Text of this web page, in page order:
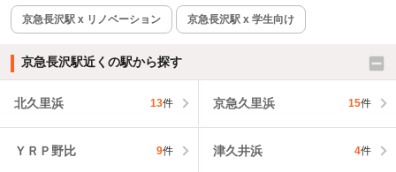
京急長沢駅 x リノベーション 京急長沢駅 x 学生向け
京急長沢駅近くの駅から探す
北久里浜 13件 京急久里浜 15件
ＹＲＰ野比 9件 津久井浜 4件